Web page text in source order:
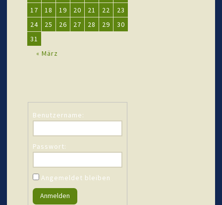
17
18 19 20 21 22
23
24
25 26 27 28 29
30
31
« März
Benutzername:
Passwort:
Angemeldet bleiben
Anmelden